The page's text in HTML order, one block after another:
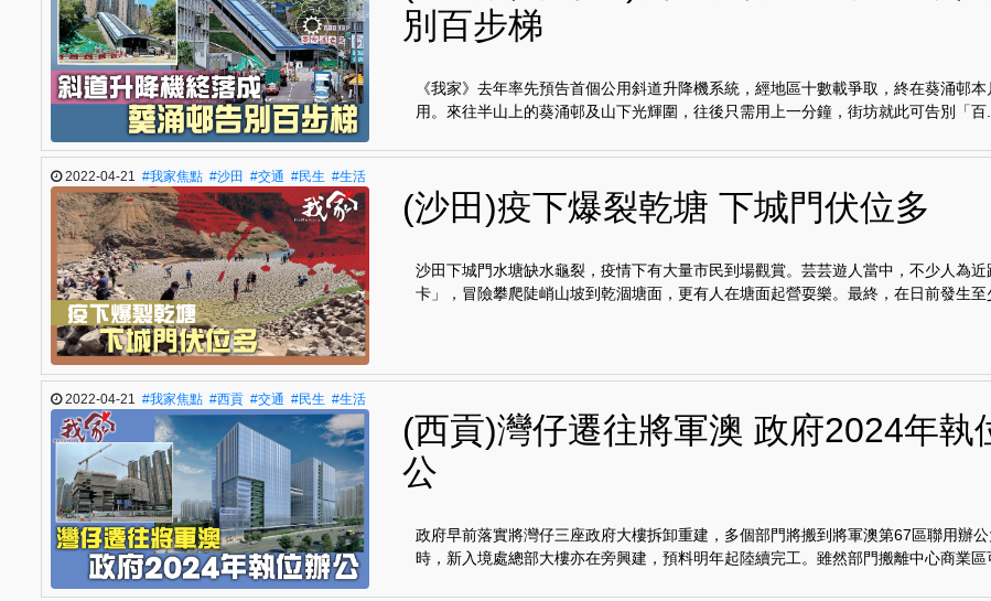
別百步梯
《我家》去年率先預告首個公用斜道升降機系統，經地區十數載爭取，終在葵涌邨
用。來往半山上的葵涌邨及山下光輝圍，往後只需用上一分鐘，街坊就此可告別「百...
2022-04-21 #我家焦點 #沙田 #交通 #民生 #生活
(沙田)疫下爆裂乾塘 下城門伏位多
沙田下城門水塘缺水龜裂，疫情下有大量市民到場觀賞。芸芸遊人當中，不少人為近
卡」，冒險攀爬陡峭山坡到乾涸塘面，更有人在塘面起營耍樂。最終，在日前發生至
2022-04-21 #我家焦點 #西貢 #交通 #民生 #生活
(西貢)灣仔遷往將軍澳 政府2024年執
公
政府早前落實將灣仔三座政府大樓拆卸重建，多個部門將搬到將軍澳第67區聯用辦公
時，新入境處總部大樓亦在旁興建，預料明年起陸續完工。雖然部門搬離中心商業區